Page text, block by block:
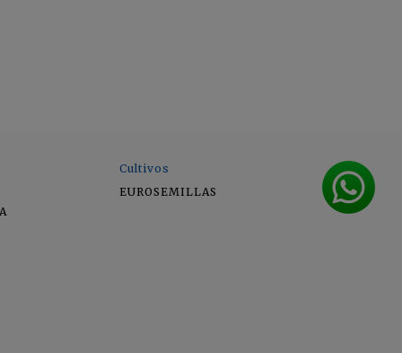
Cultivos
EUROSEMILLAS